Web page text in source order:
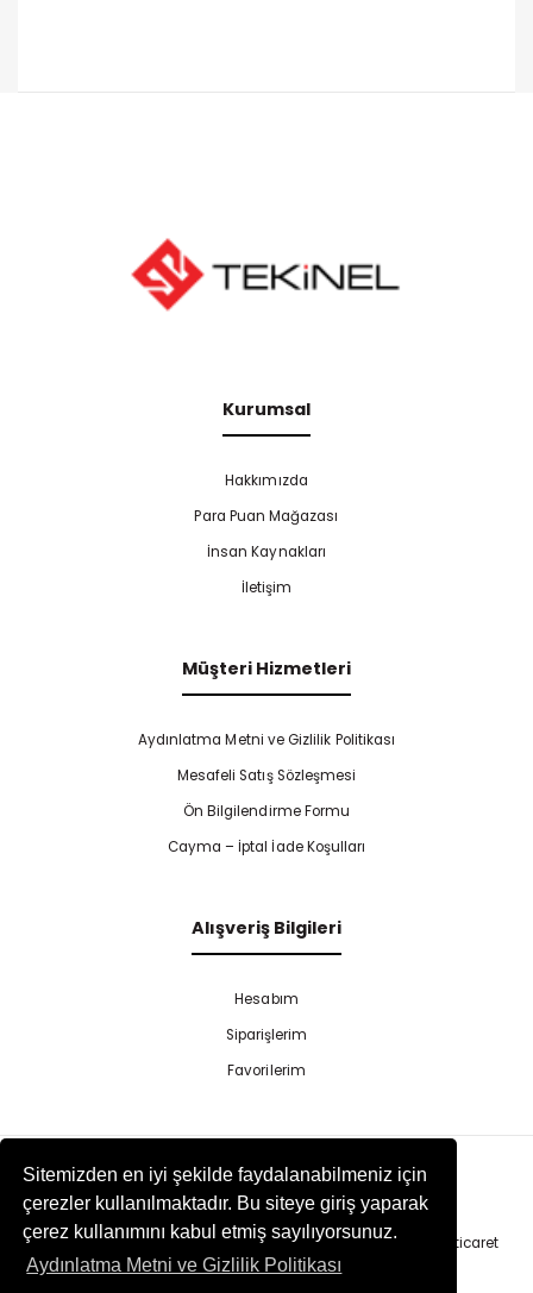
Sitemizden en iyi şekilde faydalanabilmeniz için
çerezler kullanılmaktadır. Bu siteye giriş yaparak
çerez kullanımını kabul etmiş sayılıyorsunuz.
Aydınlatma Metni ve Gizlilik Politikası
Kurumsal
Hakkımızda
Para Puan Mağazası
İnsan Kaynakları
İletişim
Müşteri Hizmetleri
Aydınlatma Metni ve Gizlilik Politikası
Mesafeli Satış Sözleşmesi
Ön Bilgilendirme Formu
Cayma – İptal İade Koşulları
Alışveriş Bilgileri
Hesabım
Siparişlerim
Favorilerim
Copyright 2025 Tekinel | All Rights Reserved. | Else Yazılım
E-ticaret
Paketleriile hazırlanmıştır.